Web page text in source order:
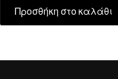
Προσθήκη στο καλάθι